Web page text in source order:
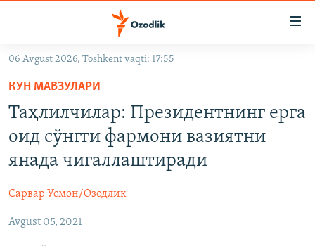
Асосий
навигацияга
ўтинг
Қидиришга
ўтинг
OZODARXIV
На русском
ИЖТИМОИЙ ТАРМОҚЛАР
06 Avgust 2026, Toshkent vaqti: 17:55
КУН МАВЗУЛАРИ
Таҳлилчилар: Президентнинг ерга
оид сўнгги фармони вазиятни
янада чигаллаштиради
Сарвар Усмон/Озодлик
Avgust 05, 2021